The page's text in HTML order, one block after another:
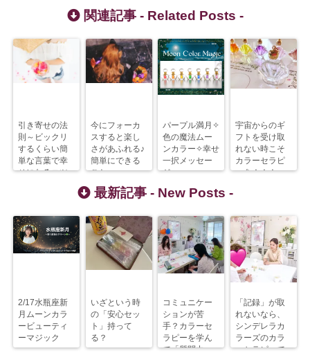
関連記事 - Related Posts -
引き寄せの法
則～ビックリ
するくらい簡
単な言葉で幸
せになるコツ
今にフォーカ
スすると楽し
さがあふれる♪
簡単にできる
こと
パープル満月✧
色の魔法ムー
ンカラー✧幸せ
一択メッセー
ジ
宇宙からのギ
フトを受け取
れない時こそ
カラーセラピ
ーを！！！
最新記事 - New Posts -
2/17水瓶座新
月ムーンカラ
ービューティ
ーマジック
いざという時
の「安心セッ
ト」持って
る？
コミュニケー
ションが苦
手？カラーセ
ラピーを学ん
で「質問力」
「記録」が取
れないなら、
シンデレラカ
ラーズのカラ
ーセラピーで